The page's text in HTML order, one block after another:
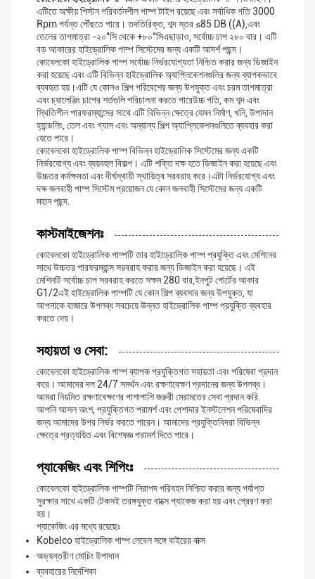
এটিতে অক্ষীয় পিস্টন পরিবর্তনশীল পাম্প টাইপ রয়েছে এবং সর্বাধিক গতি 3000
Rpm পর্যন্ত পৌঁছতে পারে। তদতিরিক্ত, শব্দ স্তর ≤85 DB ((A),এবং
তেলের তাপমাত্রা -২০°সি থেকে +৮০°সিএছাড়াও, সর্বোচ্চ চাপ ২৮০ বার। এটি
বড় আকারের হাইড্রোলিক পাম্প সিস্টেমের জন্য একটি আদর্শ পছন্দ।
কোবেলকো হাইড্রোলিক পাম্প সর্বোচ্চ নির্ভরযোগ্যতা নিশ্চিত করার জন্য ডিজাইন
করা হয়েছে এবং এটি বিভিন্ন হাইড্রোলিক অ্যাপ্লিকেশনগুলির জন্য ব্যাপকভাবে
ব্যবহৃত হয়।এটি যে কোনও শিল্প পরিবেশের জন্য উপযুক্ত এবং চরম তাপমাত্রা
এবং চ্যালেঞ্জিং চাপের শর্তগুলি পরিচালনা করতে পারেউচ্চ গতি, কম শব্দ এবং
স্থিতিশীল পারফরম্যান্সের সাথে এটি বিভিন্ন ক্ষেত্রে যেমন নির্মাণ, খনি, উপাদান
হ্যান্ডলিং, তেল এবং গ্যাস এবং অন্যান্য শিল্প অ্যাপ্লিকেশনগুলিতে ব্যবহার করা
যেতে পারে।
কোবেলকো হাইড্রোলিক পাম্প বিভিন্ন হাইড্রোলিক সিস্টেমের জন্য একটি
নির্ভরযোগ্য এবং ব্যয়বহুল বিকল্প। এটি শক্তি দক্ষ হতে ডিজাইন করা হয়েছে এবং
উচ্চতর কর্মক্ষমতা এবং দীর্ঘস্থায়ী স্থায়িত্ব সরবরাহ করে।এটা নির্ভরযোগ্য এবং
দক্ষ জলবাহী পাম্প সিস্টেম প্রয়োজন যে কোন জলবাহী সিস্টেমের জন্য একটি
মহান পছন্দ.
কাস্টমাইজেশনঃ
কোবেলকো হাইড্রোলিক পাম্পটি তার হাইড্রোলিক পাম্প প্রযুক্তি এবং মেশিনের
সাথে উচ্চতর পারফরম্যান্স সরবরাহ করার জন্য ডিজাইন করা হয়েছে। এই
মেশিনটি সর্বোচ্চ চাপ সরবরাহ করতে সক্ষম 280 বার,ইনপুট পোর্টের আকার
G1/2এই হাইড্রোলিক পাম্পটি যে কোন শিল্প ব্যবসার জন্য উপযুক্ত, যা
আপনাকে বাজারে উপলব্ধ সবচেয়ে উন্নত হাইড্রোলিক পাম্প প্রযুক্তি ব্যবহার
করতে দেয়।
সহায়তা ও সেবা:
কোবেলকো হাইড্রোলিক পাম্প ব্যাপক প্রযুক্তিগত সহায়তা এবং পরিষেবা প্রদান
করে। আমাদের দল 24/7 সমর্থন এবং রক্ষণাবেক্ষণ প্রদানের জন্য উপলব্ধ।
আমরা নিয়মিত রক্ষণাবেক্ষণের পাশাপাশি জরুরী মেরামতের সেবা প্রদান করি.
আপনি আসল অংশ, প্রযুক্তিগত পরামর্শ এবং পেশাদার ইনস্টলেশন পরিষেবাদির
জন্য আমাদের উপর নির্ভর করতে পারেন। আমাদের প্রযুক্তিবিদরা বিভিন্ন
ক্ষেত্রে প্রত্যয়িত এবং বিশেষজ্ঞ পরামর্শ দিতে পারে।
প্যাকেজিং এবং শিপিংঃ
কোবেলকো হাইড্রোলিক পাম্পটি নিরাপদ পরিবহন নিশ্চিত করার জন্য পর্যাপ্ত
সুরক্ষার সাথে একটি টেকসই তরঙ্গযুক্ত বাক্সে প্যাকেজ করা হয় এবং প্রেরণ করা
হয়।
প্যাকেজিং এর মধ্যে রয়েছেঃ
Kobelco হাইড্রোলিক পাম্প লেবেল সঙ্গে বাইরের বাক্স
অভ্যন্তরীণ মোচিং উপাদান
ব্যবহারের নির্দেশিকা